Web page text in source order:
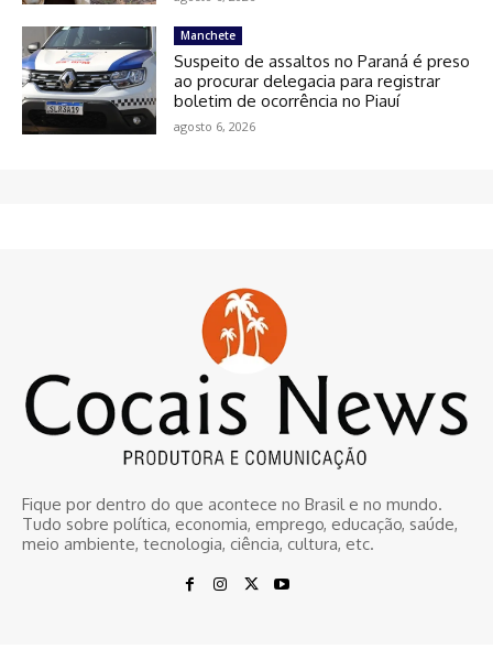
Manchete
Suspeito de assaltos no Paraná é preso
ao procurar delegacia para registrar
boletim de ocorrência no Piauí
agosto 6, 2026
Fique por dentro do que acontece no Brasil e no mundo.
Tudo sobre política, economia, emprego, educação, saúde,
meio ambiente, tecnologia, ciência, cultura, etc.